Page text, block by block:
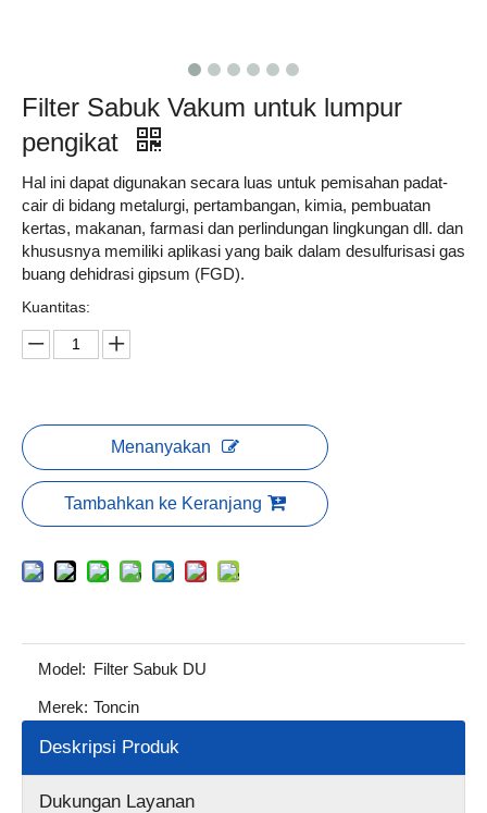
Filter Sabuk Vakum untuk lumpur
pengikat
Hal ini dapat digunakan secara luas untuk pemisahan padat-
cair di bidang metalurgi, pertambangan, kimia, pembuatan
kertas, makanan, farmasi dan perlindungan lingkungan dll. dan
khususnya memiliki aplikasi yang baik dalam desulfurisasi gas
buang dehidrasi gipsum (FGD).
Kuantitas:
Menanyakan
Tambahkan ke Keranjang
Model: Filter Sabuk DU
Merek: Toncin
Deskripsi Produk
Dukungan Layanan